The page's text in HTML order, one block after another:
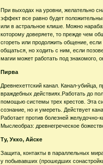
При выходах на уровни, желательно
эффект все равно будет
или в астральное клише. Можно
которому доверяете, то прежде чем
сгореть или продолжить общение,
общаться, но ходить с ним, если
магии может работать под знакомого,
Пирва
Древнехеттский канал. Канал-убийца,
враждебных действиях.Работать до
помощью системы трех крестов. Эта
сознание, но и умереть. Действует
Работает против болезней желудочно-
Мыслеобраз: древнегреческое
Ту, Укко, Айске
Защита, контакты в параллельных
у побывавших (прошедших